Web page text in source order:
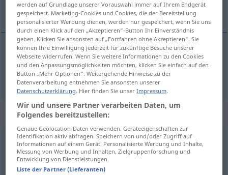
pan
pan Herr
Beispielsätze für "Herr"
HerrOber,bitte zahlen!
proszęorachunek!
werden auf Grundlage unserer Vorauswahl immer auf Ihrem Endgerät
gespeichert. Marketing-Cookies und Cookies, die der Bereitstellung
personalisierter Werbung dienen, werden nur gespeichert, wenn Sie uns
durch einen Klick auf den „Akzeptieren“-Button Ihr Einverständnis
geben. Klicken Sie ansonsten auf „Fortfahren ohne Akzeptieren“. Sie
können Ihre Einwilligung jederzeit für zukünftige Besuche unserer
Webseite widerrufen. Wenn Sie weitere Informationen zu den Cookies
und den Anpassungsmöglichkeiten möchten, klicken Sie einfach auf den
Button „Mehr Optionen“. Weitergehende Hinweise zu der
Datenverarbeitung entnehmen Sie ansonsten unserer
Datenschutzerklärung. Hier finden Sie unserImpressum.
Wir und unsere Partner verarbeiten Daten, um
Folgendes bereitzustellen:
Genaue Geolocation-Daten verwenden. Geräteeigenschaften zur
Identifikation aktiv abfragen. Speichern von und/oder Zugriff auf
Informationen auf einem Gerät. Personalisierte Werbung und Inhalte,
Messung von Werbung und Inhalten, Zielgruppenforschung und
Entwicklung von Dienstleistungen.
Liste der Partner (Lieferanten)